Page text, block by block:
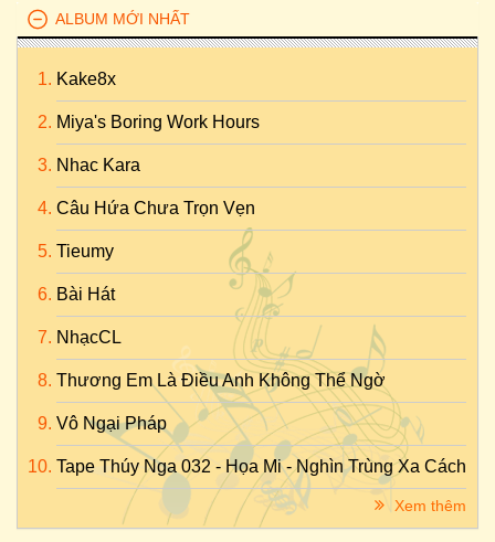
ALBUM MỚI NHẤT
Kake8x
Miya's Boring Work Hours
Nhac Kara
Câu Hứa Chưa Trọn Vẹn
Tieumy
Bài Hát
NhạcCL
Thương Em Là Điều Anh Không Thể Ngờ
Vô Ngại Pháp
Tape Thúy Nga 032 - Họa Mi - Nghìn Trùng Xa Cách
Xem thêm